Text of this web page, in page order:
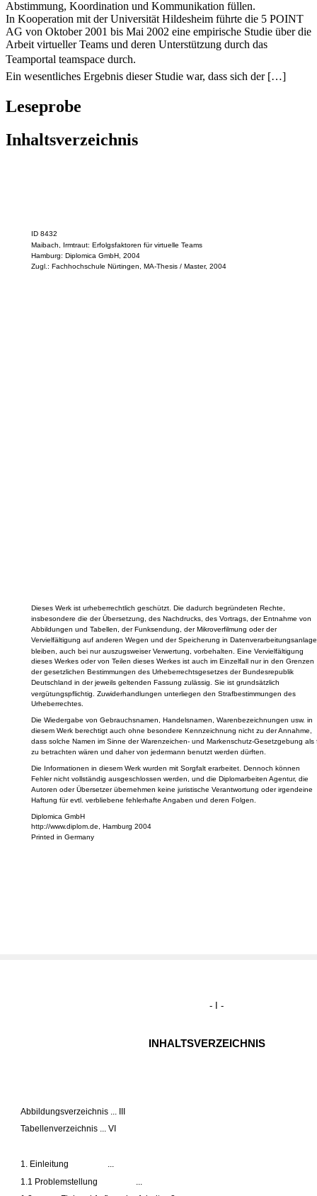
Abstimmung, Koordination und Kommunikation füllen.
In Kooperation mit der Universität Hildesheim führte die 5 POINT
AG von Oktober 2001 bis Mai 2002 eine empirische Studie über die
Arbeit virtueller Teams und deren Unterstützung durch das
Teamportal teamspace durch.
Ein wesentliches Ergebnis dieser Studie war, dass sich der […]
Leseprobe
Inhaltsverzeichnis
ID 8432
Maibach, Irmtraut: Erfolgsfaktoren für virtuelle Teams
Hamburg: Diplomica GmbH, 2004
Zugl.: Fachhochschule Nürtingen, MA-Thesis / Master, 2004
Dieses Werk ist urheberrechtlich geschützt. Die dadurch begründeten Rechte,
insbesondere die der Übersetzung, des Nachdrucks, des Vortrags, der Entnahme von
Abbildungen und Tabellen, der Funksendung, der Mikroverfilmung oder der
Vervielfältigung auf anderen Wegen und der Speicherung in
bleiben, auch bei nur auszugsweiser Verwertung, vorbehalten. Eine Vervielfältigung
dieses Werkes oder von Teilen dieses Werkes ist auch im Einzelfall nur in den Grenzen
der gesetzlichen Bestimmungen des Urheberrechtsgesetzes der Bundesrepublik
Deutschland in der jeweils geltenden Fassung zulässig. Sie ist grundsätzlich
vergütungspflichtig. Zuwiderhandlungen unterliegen den Strafbestimmungen des
Urheberrechtes.
Die Wiedergabe von Gebrauchsnamen, Handelsnamen, Warenbezeichnungen usw. in
diesem Werk berechtigt auch ohne besondere Kennzeichnung nicht zu der Annahme,
dass solche Namen im Sinne der Warenzeichen- und Markenschutz-Gesetzgebung als
zu betrachten wären und daher von jedermann benutzt werden dürften.
Die Informationen in diesem Werk wurden mit Sorgfalt erarbeitet. Dennoch können
Fehler nicht vollständig ausgeschlossen werden, und die Diplomarbeiten Agentur, die
Autoren oder Übersetzer übernehmen keine juristische Verantwortung oder irgendeine
Haftung für evtl. verbliebene fehlerhafte Angaben und deren Folgen.
Diplomica GmbH
http://www.diplom.de, Hamburg 2004
Printed in Germany
- I -
INHALTSVERZEICHNIS
Abbildungsverzeichnis ... III
Tabellenverzeichnis ... VI
1. Einleitung
...
1.1 Problemstellung
...